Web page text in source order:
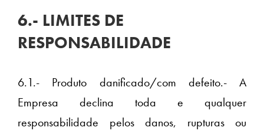
6.- LIMITES DE
RESPONSABILIDADE
6.1.- Produto danificado/com defeito.- A
Empresa declina toda e qualquer
responsabilidade pelos danos, rupturas ou